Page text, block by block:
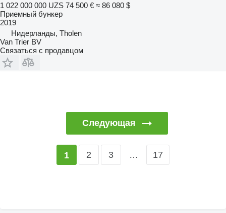
1 022 000 000 UZS 74 500 € ≈ 86 080 $
Приемный бункер
2019
Нидерланды, Tholen
Van Trier BV
Связаться с продавцом
Следующая
1 2 3 … 17